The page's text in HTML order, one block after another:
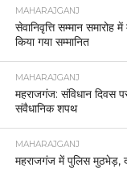
MAHARAJGANJ
सेवानिवृत्ति सम्मान समारोह
किया गया सम्मानित
MAHARAJGANJ
महराजगंज: संविधान दिवस
संवैधानिक शपथ
MAHARAJGANJ
महराजगंज में पुलिस मुठभेड़,